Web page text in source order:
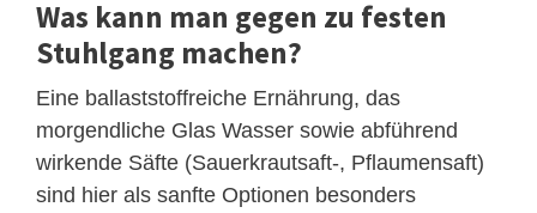
Was kann man gegen zu festen
Stuhlgang machen?
Eine ballaststoffreiche Ernährung, das
morgendliche Glas Wasser sowie abführend
wirkende Säfte (Sauerkrautsaft-, Pflaumensaft)
sind hier als sanfte Optionen besonders